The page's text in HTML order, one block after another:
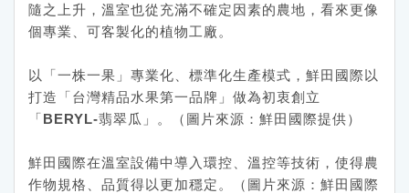
隨之上升，溫室也從充滿不確定因素的農地，看來更像
個專業、可客製化的植物工廠。
以「一株一果」專業化、標準化生產模式，鮮田國際以
打造「台灣精品水果第一品牌」做為初衷創立
「BERYL-翡翠瓜」。（圖片來源：鮮田國際提供）
鮮田國際在溫室設備中導入環控、溫控等技術，使得農
作物規格、品質得以更加穩定。（圖片來源：鮮田國際